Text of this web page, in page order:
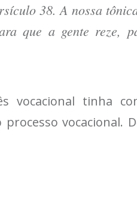
38. A nossa
que a gente reze,
vocacional tinha
vocacional.